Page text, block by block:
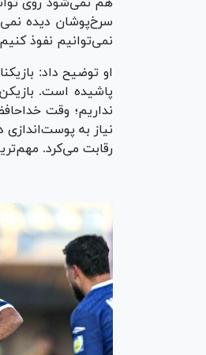
سرخ‌پوشان دیده
نمی‌توانیم نفوذ
او توضیح داد:
نداریم؛ وقت
نیاز به
رقابت می‌کرد.